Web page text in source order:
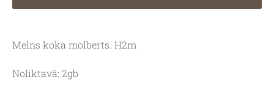
Melns koka molberts. H2m
Noliktavā: 2gb